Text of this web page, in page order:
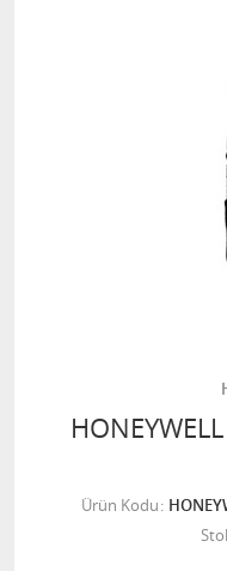
Ürün Kodu